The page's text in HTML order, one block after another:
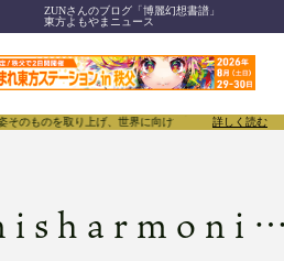
ZUNさんのブログ「博麗幻想書譜」
東方よもやまニュース
のを取り上げ、世界に向けて誇らしく発信する
詳しく読む